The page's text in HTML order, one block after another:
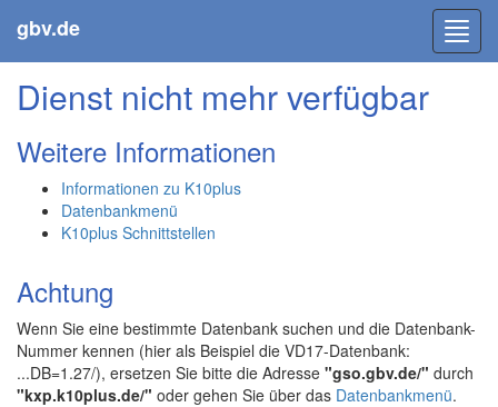
gbv.de
Dienst nicht mehr verfügbar
Weitere Informationen
Informationen zu K10plus
Datenbankmenü
K10plus Schnittstellen
Achtung
Wenn Sie eine bestimmte Datenbank suchen und die Datenbank-
Nummer kennen (hier als Beispiel die VD17-Datenbank:
...DB=1.27/), ersetzen Sie bitte die Adresse "gso.gbv.de/" durch
"kxp.k10plus.de/" oder gehen Sie über das Datenbankmenü.